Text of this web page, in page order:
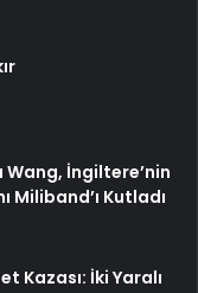
Wang, İngiltere’nin
Miliband’ı Kutladı
Kazası: İki Yaralı